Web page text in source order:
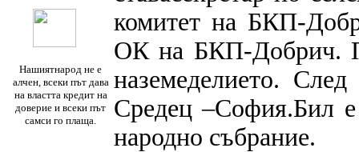
Нашиятнарод не е
алчен, всеки път дава
на властта кредит на
доверие и всеки път
самси го плаща.
комитет на БКП-
ОК на БКП-Добрич.
наземеделието.
Средец –София.Бил е
народно събрание.